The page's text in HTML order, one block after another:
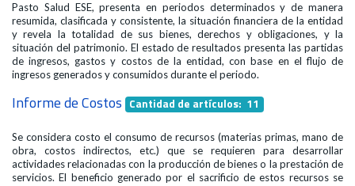
Pasto Salud ESE, presenta en periodos determinados y de manera
resumida, clasificada y consistente, la situación financiera de la entidad
y revela la totalidad de sus bienes, derechos y obligaciones, y la
situación del patrimonio. El estado de resultados presenta las partidas
de ingresos, gastos y costos de la entidad, con base en el flujo de
ingresos generados y consumidos durante el periodo.
Informe de Costos Cantidad de artículos: 11
Se considera costo el consumo de recursos (materias primas, mano de
obra, costos indirectos, etc.) que se requieren para desarrollar
actividades relacionadas con la producción de bienes o la prestación de
servicios. El beneficio generado por el sacrificio de estos recursos se